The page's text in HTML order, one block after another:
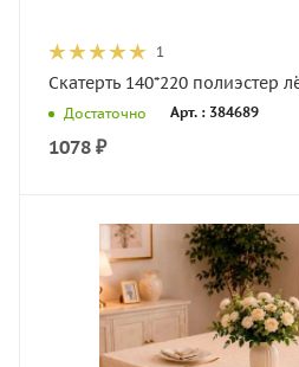
1
Скатерть 140*220 полиэстер
Достаточно Арт. : 384689
1078 ₽